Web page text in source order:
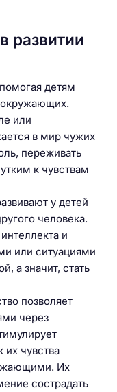
развитии
детям
окружающих.
или
в мир чужих
переживать
к чувствам
у детей
человека.
и
или ситуациями
а значит, стать
позволяет
через
их чувства
Их
сострадать